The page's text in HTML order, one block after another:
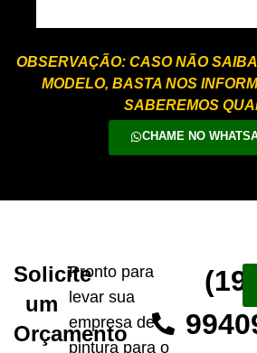
OBSERVAÇÃO: CASO NÃO
MODELO, BASTA NOS
SABEREMOS
CHAME NO
Solicite
um
Orçamento
Pronto para
levar sua
empresa de
pintura para o
(19)